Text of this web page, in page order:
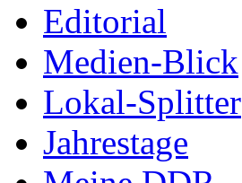
Editorial
Medien-Blick
Lokal-Splitter
Jahrestage